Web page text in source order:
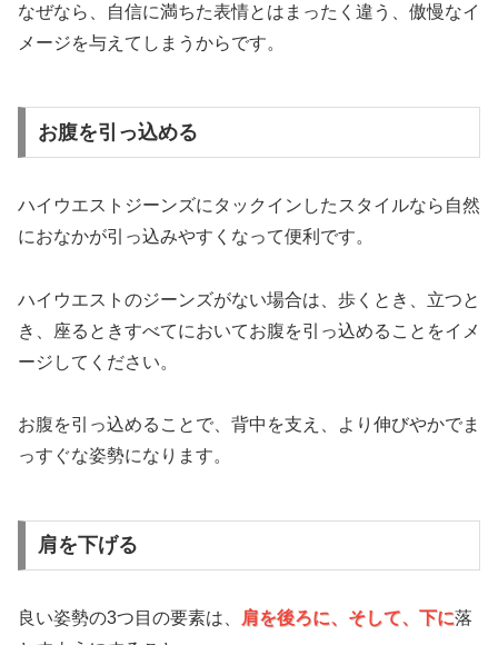
なぜなら、自信に満ちた表情とはまったく違う、傲慢なイ
メージを与えてしまうからです。
お腹を引っ込める
ハイウエストジーンズにタックインしたスタイルなら自然
におなかが引っ込みやすくなって便利です。
ハイウエストのジーンズがない場合は、歩くとき、立つと
き、座るときすべてにおいてお腹を引っ込めることをイメ
ージしてください。
お腹を引っ込めることで、背中を支え、より伸びやかでま
っすぐな姿勢になります。
肩を下げる
良い姿勢の3つ目の要素は、 肩を後ろに、そして、下に落